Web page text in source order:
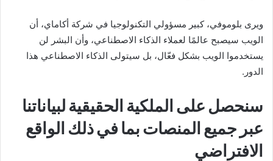
ويرى بلوموفي، كبير مسؤولي التكنولوجيا في شركة أكاماي، أن
الويب سيصبح عالمًا لعملاء الذكاء الاصطناعي، وأن البشر لن
يستخدموا الويب بشكل فعّال، بل سيتولى الذكاء الاصطناعي هذا
الدور.
سنحصل على الملكية الحقيقية لبياناتنا
عبر جميع المنصات بما في ذلك الواقع
الافتراضي